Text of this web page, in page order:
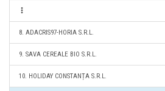
8. ADACRIS97-HORIA S.R.L.
9. SAVA CEREALE BIO S.R.L.
10. HOLIDAY CONSTANȚA S.R.L.